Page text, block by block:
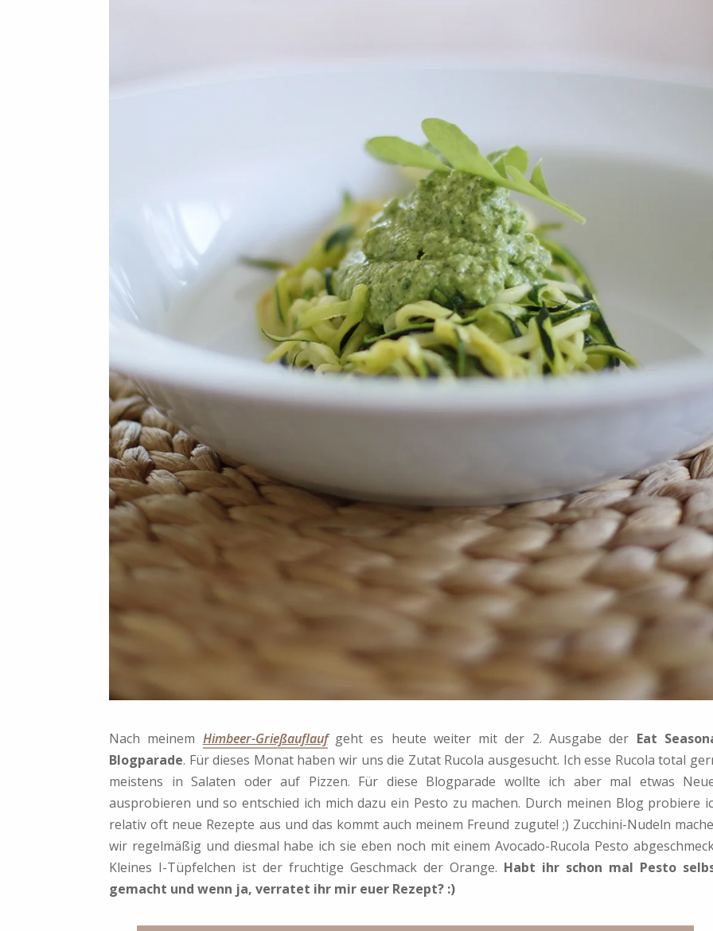
Nach meinem Himbeer-Grießauflaufgeht es heute weiter mit der 2. Ausgabe der Eat
Blogparade. Für dieses Monat haben wir uns die Zutat Rucola ausgesucht. Ich esse Rucola total
meistens in Salaten oder auf Pizzen. Für diese Blogparade wollte ich aber mal etwas
ausprobieren und so entschied ich mich dazu ein Pesto zu machen. Durch meinen Blog probiere
relativ oft neue Rezepte aus und das kommt auch meinem Freund zugute! ;) Zucchini-Nudeln
wir regelmäßig und diesmal habe ich sie eben noch mit einem Avocado-Rucola Pesto
Kleines I-Tüpfelchen ist der fruchtige Geschmack der Orange. Habt ihr schon mal Pesto
gemacht und wenn ja, verratet ihr mir euer Rezept? :)